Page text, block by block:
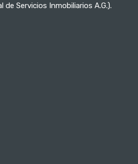
de Servicios Inmobiliarios A.G.).